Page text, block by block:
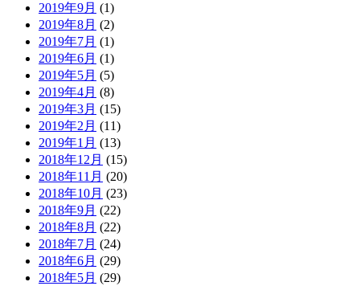
2019年9月 (1)
2019年8月 (2)
2019年7月 (1)
2019年6月 (1)
2019年5月 (5)
2019年4月 (8)
2019年3月 (15)
2019年2月 (11)
2019年1月 (13)
2018年12月 (15)
2018年11月 (20)
2018年10月 (23)
2018年9月 (22)
2018年8月 (22)
2018年7月 (24)
2018年6月 (29)
2018年5月 (29)